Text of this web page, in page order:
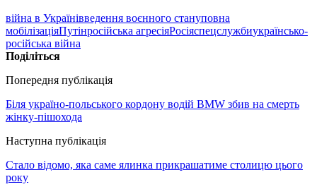
війна в Українівведення воєнного стануповна
мобілізаціяПутінросійська агресіяРосіяспецслужбиукраїнсько-
російська війна
Поділіться
Попередня публікація
Біля україно-польського кордону водій BMW збив на смерть
жінку-пішохода
Наступна публікація
Стало відомо, яка саме ялинка прикрашатиме столицю цього
року